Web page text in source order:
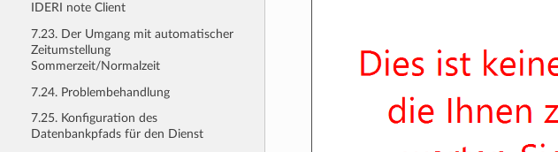
IDERI note Client
7.23. Der Umgang mit automatischer
Zeitumstellung
Sommerzeit/Normalzeit
7.24. Problembehandlung
7.25. Konfiguration des
Datenbankpfads für den Dienst